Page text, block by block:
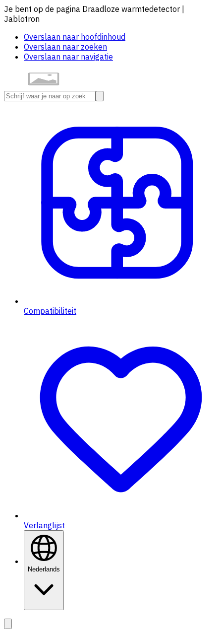
Je bent op de pagina Draadloze warmtedetector |
Jablotron
Overslaan naar hoofdinhoud
Overslaan naar zoeken
Overslaan naar navigatie
Compatibiliteit
Verlanglijst
Nederlands